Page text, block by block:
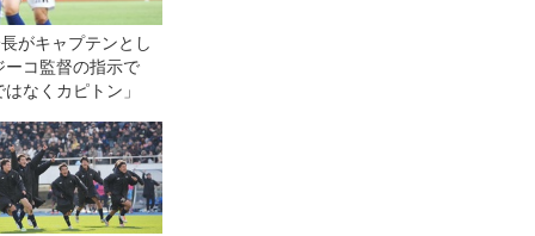
がキャプテンとし
ーコ監督の指示で
はなくカピトン」